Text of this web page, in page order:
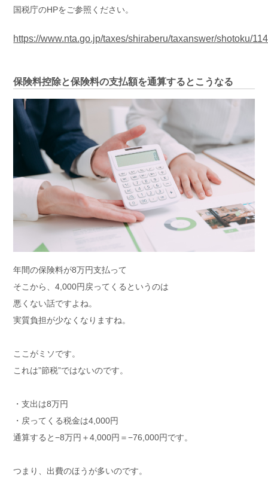
国税庁のHPをご参照ください。
https://www.nta.go.jp/taxes/shiraberu/taxanswer/shotoku/
保険料控除と保険料の支払額を通算するとこうなる
年間の保険料が8万円支払って
そこから、4,000円戻ってくるというのは
悪くない話ですよね。
実質負担が少なくなりますね。
ここがミソです。
これは”節税”ではないのです。
・支出は8万円
・戻ってくる税金は4,000円
通算すると−8万円＋4,000円＝−76,000円です。
つまり、出費のほうが多いのです。